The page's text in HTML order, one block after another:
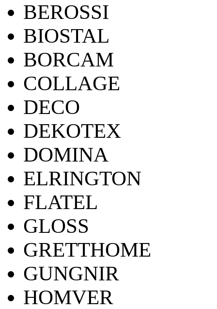
BEROSSI
BIOSTAL
BORCAM
COLLAGE
DECO
DEKOTEX
DOMINA
ELRINGTON
FLATEL
GLOSS
GRETTHOME
GUNGNIR
HOMVER